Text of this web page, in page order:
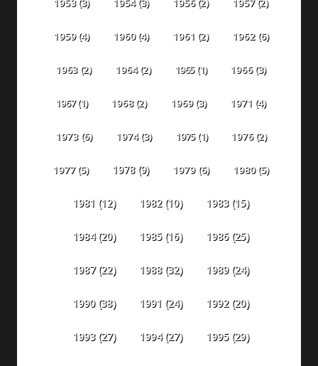
1953(3) 1954(3) 1956(2) 1957(2)
1959(4) 1960(4) 1961 (2) 1962(6)
1963 (2) 1964(2) 1965(1) 1966(3)
1967(1) 1968(2) 1969(3) 1971 (4)
1973(6) 1974(3) 1975(1) 1976(2)
1977(5) 1978(9) 1979(6) 1980(5)
1981 (12) 1982(10) 1983(15)
1984(20) 1985(16) 1986(25)
1987(22) 1988(32) 1989(24)
1990(38) 1991 (24) 1992(20)
1993(27) 1994(27) 1995(29)